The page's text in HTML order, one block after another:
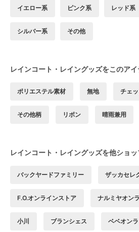
イエロー系 ピンク系 レッド系
シルバー系 その他
レインコート・レイングッズをこのア
ポリエステル素材 無地 チェ
その他柄 リボン 晴雨兼用
レインコート・レイングッズを他ショ
バックヤードファミリー ザッカセレ
F.O.オンラインストア ナルミヤオン
小川 ブランシェス ベベオン